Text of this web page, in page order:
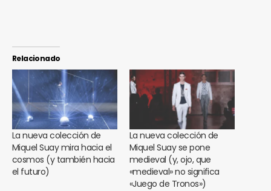
Relacionado
La nueva colección de
Miquel Suay mira hacia el
cosmos (y también hacia
el futuro)
La nueva colección de
Miquel Suay se pone
medieval (y, ojo, que
«medieval» no significa
«Juego de Tronos»)